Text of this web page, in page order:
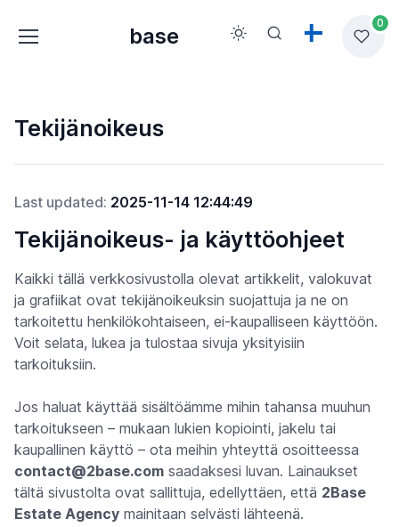
base
0
Tekijänoikeus
Last updated: 2025-11-14 12:44:49
Tekijänoikeus- ja käyttöohjeet
Kaikki tällä verkkosivustolla olevat artikkelit, valokuvat
ja grafiikat ovat tekijänoikeuksin suojattuja ja ne on
tarkoitettu henkilökohtaiseen, ei-kaupalliseen käyttöön.
Voit selata, lukea ja tulostaa sivuja yksityisiin
tarkoituksiin.
Jos haluat käyttää sisältöämme mihin tahansa muuhun
tarkoitukseen – mukaan lukien kopiointi, jakelu tai
kaupallinen käyttö – ota meihin yhteyttä osoitteessa
contact@2base.com saadaksesi luvan. Lainaukset
tältä sivustolta ovat sallittuja, edellyttäen, että 2Base
Estate Agency mainitaan selvästi lähteenä.